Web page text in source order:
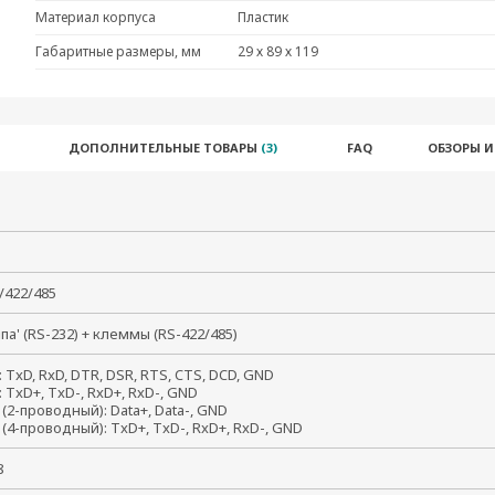
Материал корпуса
Пластик
Габаритные размеры, мм
29 х 89 х 119
ДОПОЛНИТЕЛЬНЫЕ ТОВАРЫ (3) FAQ ОБЗОРЫ
422/485
(RS-232) + клеммы (RS-422/485)
TxD, RxD, DTR, DSR, RTS, CTS, DCD, GND
TxD+, TxD-, RxD+, RxD-, GND
(2-проводный): Data+, Data-, GND
(4-проводный): TxD+, TxD-, RxD+, RxD-, GND